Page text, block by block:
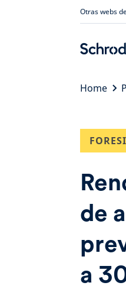
Otras webs
Home
de
a